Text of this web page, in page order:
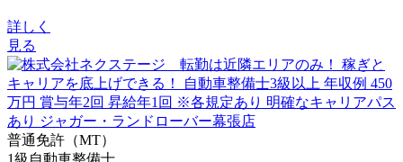
詳しく
見る
普通免許（MT）
1級自動車整備士